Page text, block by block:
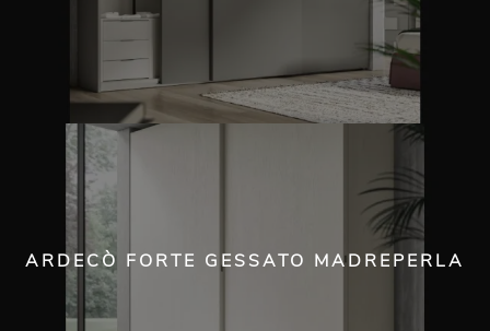
ARDECÒ FORTE GESSATO MADREPERLA